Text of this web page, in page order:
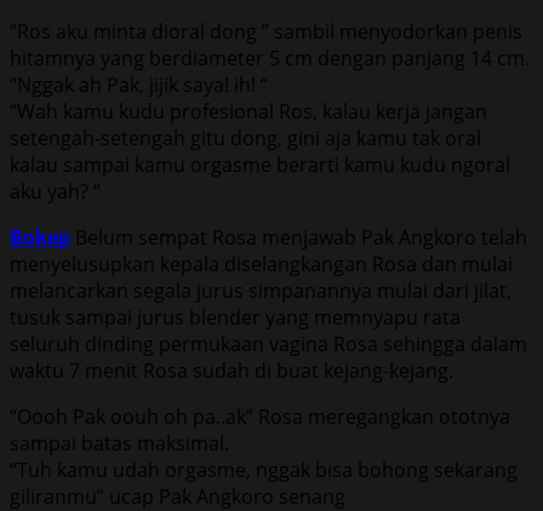
“Ros aku minta dioral dong ” sambil menyodorkan penis
hitamnya yang berdiameter 5 cm dengan panjang 14 cm.
“Nggak ah Pak, jijik saya! ih! “
“Wah kamu kudu profesional Ros, kalau kerja jangan
setengah-setengah gitu dong, gini aja kamu tak oral
kalau sampai kamu orgasme berarti kamu kudu ngoral
aku yah? “
Bokep Belum sempat Rosa menjawab Pak Angkoro telah
menyelusupkan kepala diselangkangan Rosa dan mulai
melancarkan segala jurus simpanannya mulai dari jilat,
tusuk sampai jurus blender yang memnyapu rata
seluruh dinding permukaan vagina Rosa sehingga dalam
waktu 7 menit Rosa sudah di buat kejang-kejang.
“Oooh Pak oouh oh pa..ak” Rosa meregangkan ototnya
sampai batas maksimal.
“Tuh kamu udah orgasme, nggak bisa bohong sekarang
giliranmu” ucap Pak Angkoro senang